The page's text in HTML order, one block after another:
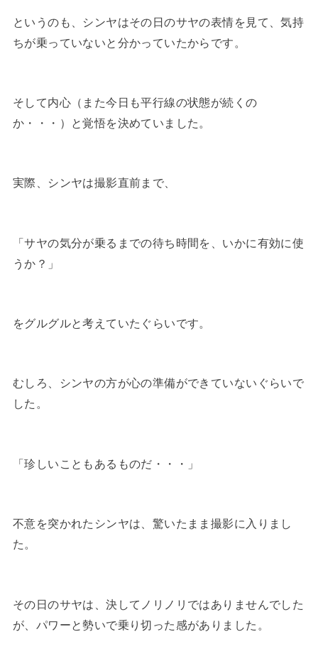
というのも、シンヤはその日のサヤの表情を見て、気持
ちが乗っていないと分かっていたからです。
そして内心（また今日も平行線の状態が続くの
か・・・）と覚悟を決めていました。
実際、シンヤは撮影直前まで、
「サヤの気分が乗るまでの待ち時間を、いかに有効に使
うか？」
をグルグルと考えていたぐらいです。
むしろ、シンヤの方が心の準備ができていないぐらいで
した。
「珍しいこともあるものだ・・・」
不意を突かれたシンヤは、驚いたまま撮影に入りまし
た。
その日のサヤは、決してノリノリではありませんでした
が、パワーと勢いで乗り切った感がありました。